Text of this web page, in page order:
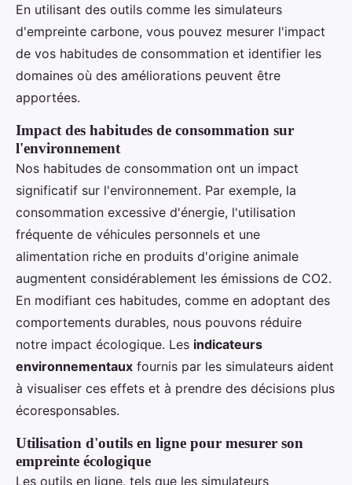
En utilisant des outils comme les simulateurs
d'empreinte carbone, vous pouvez mesurer l'impact
de vos habitudes de consommation et identifier les
domaines où des améliorations peuvent être
apportées.
Impact des habitudes de consommation sur
l'environnement
Nos habitudes de consommation ont un impact
significatif sur l'environnement. Par exemple, la
consommation excessive d'énergie, l'utilisation
fréquente de véhicules personnels et une
alimentation riche en produits d'origine animale
augmentent considérablement les émissions de CO2.
En modifiant ces habitudes, comme en adoptant des
comportements durables, nous pouvons réduire
notre impact écologique. Les indicateurs
environnementaux fournis par les simulateurs aident
à visualiser ces effets et à prendre des décisions plus
écoresponsables.
Utilisation d'outils en ligne pour mesurer son
empreinte écologique
Les outils en ligne, tels que les simulateurs